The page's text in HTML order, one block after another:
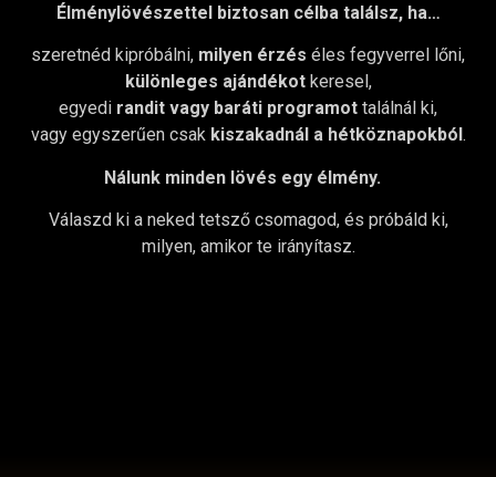
Élménylövészettel biztosan célba találsz, ha…
szeretnéd kipróbálni, milyen érzés éles fegyverrel lőni,
különleges ajándékotkeresel,
egyedi randit vagy baráti programot találnál ki,
vagy egyszerűen csak kiszakadnál a hétköznapokból .
Nálunk minden lövés egy élmény.
Válaszd ki a neked tetsző csomagod, és próbáld ki,
milyen, amikor te irányítasz.